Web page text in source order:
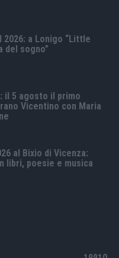
2026: a Lonigo “Little
del sogno”
il 5 agosto il primo
Vicentino con Maria
al Bixio di Vicenza:
libri, poesie e musica